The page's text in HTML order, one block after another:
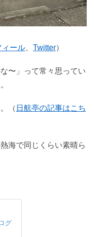
ィール Twitter）
〜」って常々思ってい
（ 日航亭の記事はこち
海で同じくらい素晴ら
グ